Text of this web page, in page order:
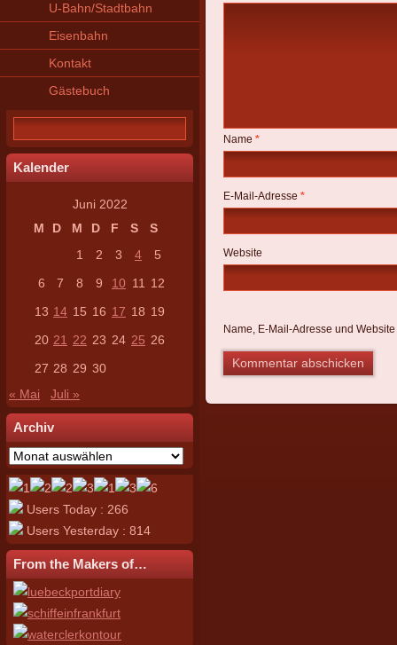
U-Bahn/Stadtbahn
Eisenbahn
Kontakt
Gästebuch
Kalender
Juni 2022
M
D M D F S
S
1
2 3 4
5
6
7 8 9 10 11
12
13 14 15 16 17 18 19
20 21 22 23 24 25 26
27 28 29 30
« Mai
Juli »
Archiv
Archiv
Users Today : 266
Users Yesterday : 814
From the Makers of…
Name *
E-Mail-Adresse *
Website
Name, E-Mail-Adresse und